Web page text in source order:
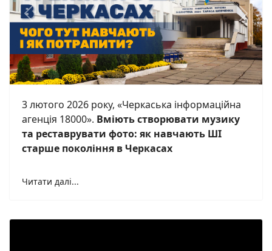
Previous Next
3 лютого 2026 року, «Черкаська інформаційна
агенція 18000». Вміють створювати музику
та реставрувати фото: як навчають ШІ
старше покоління в Черкасах
Читати далі...